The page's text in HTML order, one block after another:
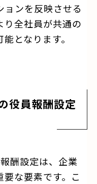
ョンを反映させる
り全社員が共通の
となります。
役員報酬設定
酬設定は、企業
な要素です。こ